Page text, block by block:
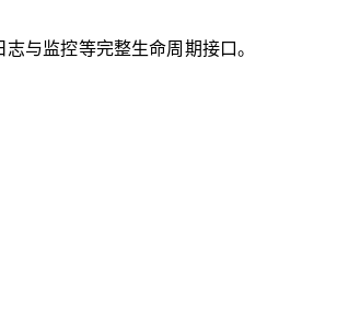
与监控等完整生命周期接口。